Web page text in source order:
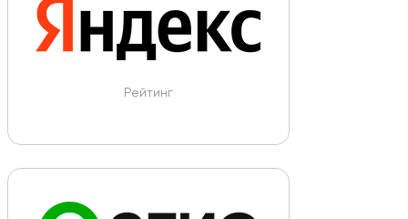
Рейтинг